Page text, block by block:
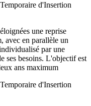
d'Insertion
une reprise
avec en parallèle un
par une
ses besoins. L'objectif est
ans maximum
d'Insertion